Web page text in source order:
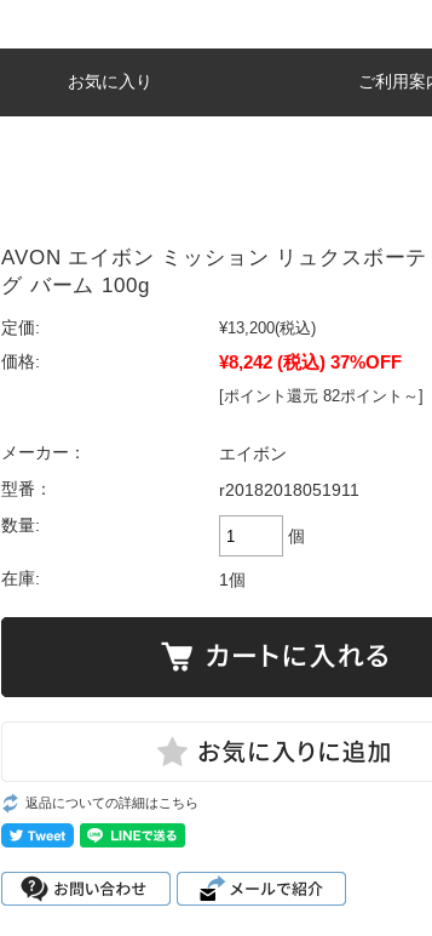
お気に入り ご利用案
AVON エイボン ミッション リュクスボー
グ バーム 100g
定価: ¥13,200(税込)
価格:
¥8,242 (税込) 37%OFF
[ポイント還元 82ポイント～]
メーカー：
エイボン
型番：
r20182018051911
数量:
個
在庫: 1個
返品についての詳細はこちら